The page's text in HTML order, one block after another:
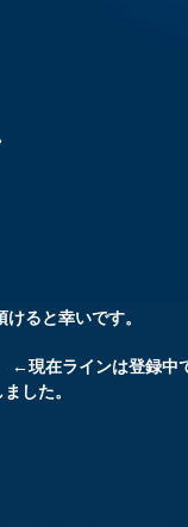
ると幸いです。
在ラインは登録中
した。